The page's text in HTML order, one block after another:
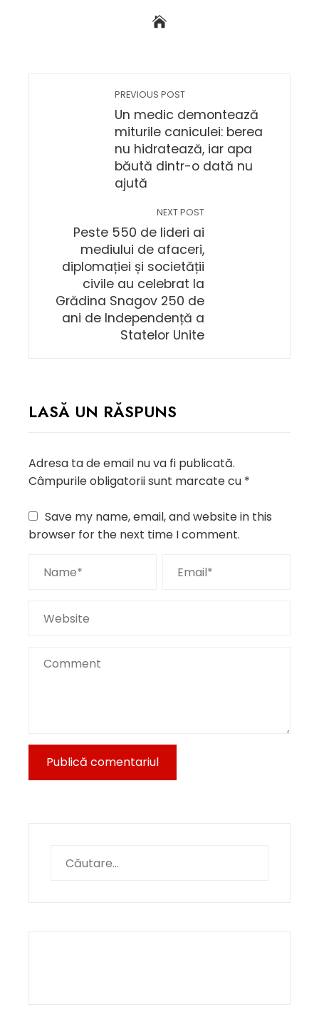
PREVIOUS POST
Un medic demontează
miturile caniculei: berea
nu hidratează, iar apa
băută dintr-o dată nu
ajută
NEXT POST
Peste 550 de lideri ai
mediului de afaceri,
diplomației și societății
civile au celebrat la
Grădina Snagov 250 de
ani de Independență a
Statelor Unite
LASĂ UN RĂSPUNS
Adresa ta de email nu va fi publicată.
Câmpurile obligatorii sunt marcate cu *
Save my name, email, and website in this
browser for the next time I comment.
după: